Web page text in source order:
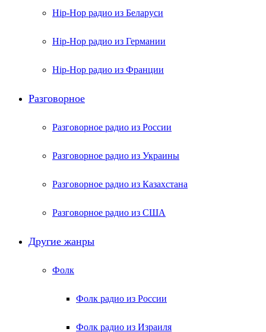
Hip-Hop радио из Беларуси
Hip-Hop радио из Германии
Hip-Hop радио из Франции
Разговорное
Разговорное радио из России
Разговорное радио из Украины
Разговорное радио из Казахстана
Разговорное радио из США
Другие жанры
Фолк
Фолк радио из России
Фолк радио из Израиля